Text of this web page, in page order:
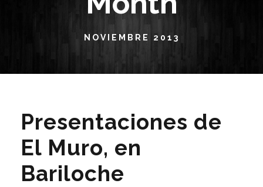
NOVIEMBRE 2013
Presentaciones de
El Muro, en
Bariloche